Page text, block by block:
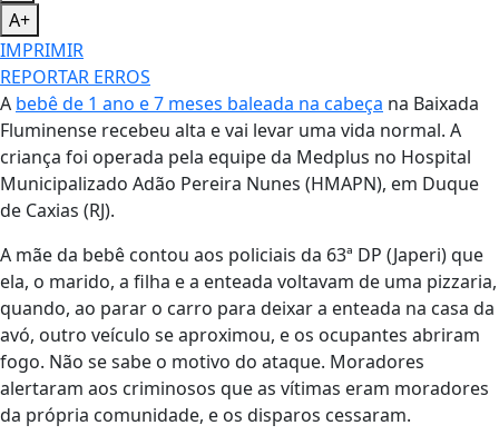
A+
IMPRIMIR
REPORTAR ERROS
A bebê de 1 ano e 7 meses baleada na cabeça na Baixada
Fluminense recebeu alta e vai levar uma vida normal. A
criança foi operada pela equipe da Medplus no Hospital
Municipalizado Adão Pereira Nunes (HMAPN), em Duque
de Caxias (RJ).
A mãe da bebê contou aos policiais da 63ª DP (Japeri) que
ela, o marido, a filha e a enteada voltavam de uma pizzaria,
quando, ao parar o carro para deixar a enteada na casa da
avó, outro veículo se aproximou, e os ocupantes abriram
fogo. Não se sabe o motivo do ataque. Moradores
alertaram aos criminosos que as vítimas eram moradores
da própria comunidade, e os disparos cessaram.